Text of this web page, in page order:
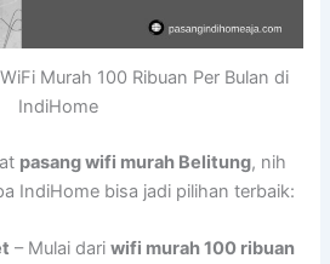
Murah 100 Ribuan Per Bulan di
IndiHome
pasang wifi murah Belitung, nih
IndiHome bisa jadi pilihan terbaik:
– Mulai dariwifi murah 100 ribuan